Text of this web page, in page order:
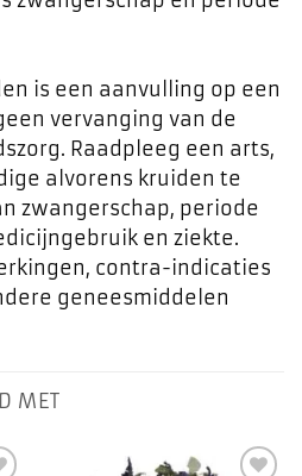
is een aanvulling op een
vervanging van de
Raadpleeg een arts,
alvorens kruiden te
zwangerschap, periode
en ziekte.
contra-indicaties
geneesmiddelen
MET